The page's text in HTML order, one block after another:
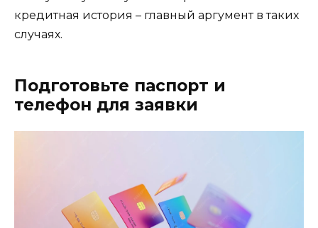
кредитная история – главный аргумент в таких
случаях.
Подготовьте паспорт и
телефон для заявки